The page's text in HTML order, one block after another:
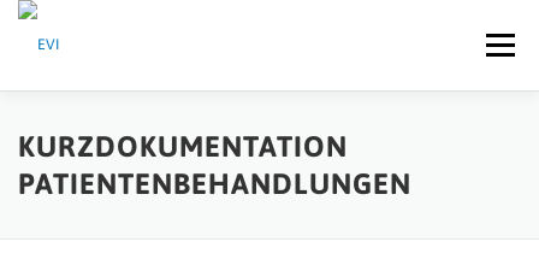
Zum Inhalt springen
Menü
IMPRESSUM DATENSCHUTZERKLÄRUNG
KURZDOKUMENTATION
PATIENTENBEHANDLUNGEN